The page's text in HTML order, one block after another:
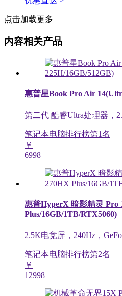
点击加载更多
内容相关产品
惠普星Book Pro Air
第二代 酷睿Ultra处理器，
笔记本电脑排行榜第1名
￥
6998
惠普HyperX 暗影精灵 Pro
Plus/16GB/1TB/RTX5060)
2.5K电竞屏，240Hz，
笔记本电脑排行榜第2名
￥
12998